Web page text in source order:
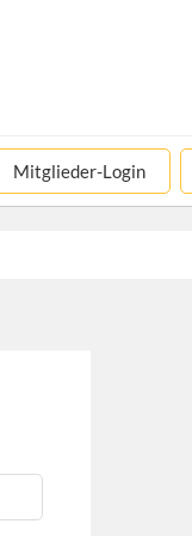
Mitglieder-Login